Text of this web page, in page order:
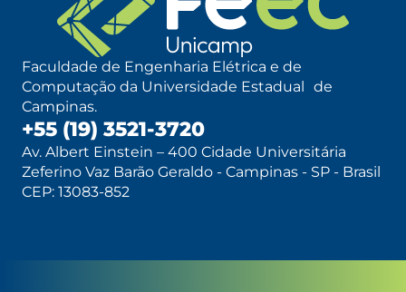
Faculdade de Engenharia Elétrica e de
Computação da Universidade Estadual de
Campinas.
+55 (19) 3521-3720
Av. Albert Einstein – 400 Cidade Universitária
Zeferino Vaz Barão Geraldo - Campinas - SP - Brasil
CEP: 13083-852